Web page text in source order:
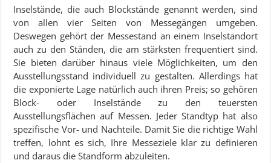
Inselstände, die auch Blockstände genannt werden, sind
von allen vier Seiten von Messegängen umgeben.
Deswegen gehört der Messestand an einem Inselstandort
auch zu den Ständen, die am stärksten frequentiert sind.
Sie bieten darüber hinaus viele Möglichkeiten, um den
Ausstellungsstand individuell zu gestalten. Allerdings hat
die exponierte Lage natürlich auch ihren Preis; so gehören
Block- oder Inselstände zu den teuersten
Ausstellungsflächen auf Messen. Jeder Standtyp hat also
spezifische Vor- und Nachteile. Damit Sie die richtige Wahl
treffen, lohnt es sich, Ihre Messeziele klar zu definieren
und daraus die Standform abzuleiten.